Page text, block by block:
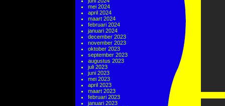
mei 2024
april 2024
maart 2024
februari 2024
januari 2024
december 2023
november 2023
oktober 2023
september 2023
augustus 2023
juli 2023
juni 2023
mei 2023
april 2023
maart 2023
februari 2023
januari 2023